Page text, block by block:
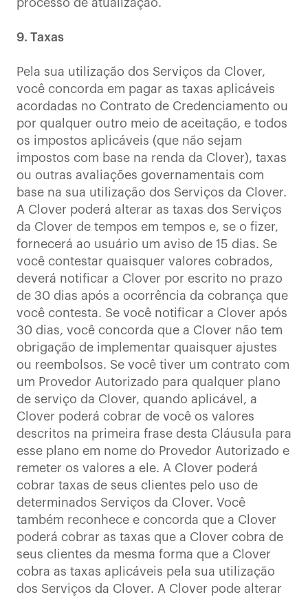
processo de atualização.
9. Taxas
Pela sua utilização dos Serviços da Clover,
você concorda em pagar as taxas aplicáveis
acordadas no Contrato de Credenciamento ou
por qualquer outro meio de aceitação, e todos
os impostos aplicáveis (que não sejam
impostos com base na renda da Clover), taxas
ou outras avaliações governamentais com
base na sua utilização dos Serviços da Clover.
A Clover poderá alterar as taxas dos Serviços
da Clover de tempos em tempos e, se o fizer,
fornecerá ao usuário um aviso de 15 dias. Se
você contestar quaisquer valores cobrados,
deverá notificar a Clover por escrito no prazo
de 30 dias após a ocorrência da cobrança que
você contesta. Se você notificar a Clover após
30 dias, você concorda que a Clover não tem
obrigação de implementar quaisquer ajustes
ou reembolsos. Se você tiver um contrato com
um Provedor Autorizado para qualquer plano
de serviço da Clover, quando aplicável, a
Clover poderá cobrar de você os valores
descritos na primeira frase desta Cláusula para
esse plano em nome do Provedor Autorizado e
remeter os valores a ele. A Clover poderá
cobrar taxas de seus clientes pelo uso de
determinados Serviços da Clover. Você
também reconhece e concorda que a Clover
poderá cobrar as taxas que a Clover cobra de
seus clientes da mesma forma que a Clover
cobra as taxas aplicáveis pela sua utilização
dos Serviços da Clover. A Clover pode alterar